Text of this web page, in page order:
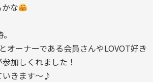
な
オーナーである会員さんやLOVOT好き
加しくれました！
いきます～♪